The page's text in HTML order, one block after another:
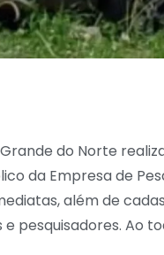
do Norte
da Empresa de
além de
pesquisadores. Ao